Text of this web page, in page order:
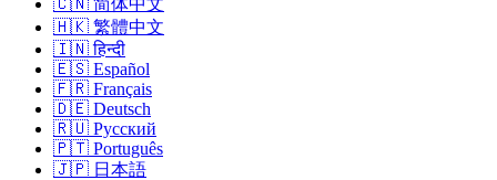
🇭🇰 繁體中文
🇮🇳 हिन्दी
🇪🇸 Español
🇫🇷 Français
🇩🇪 Deutsch
🇷🇺 Русский
🇵🇹 Português
🇯🇵 日本語